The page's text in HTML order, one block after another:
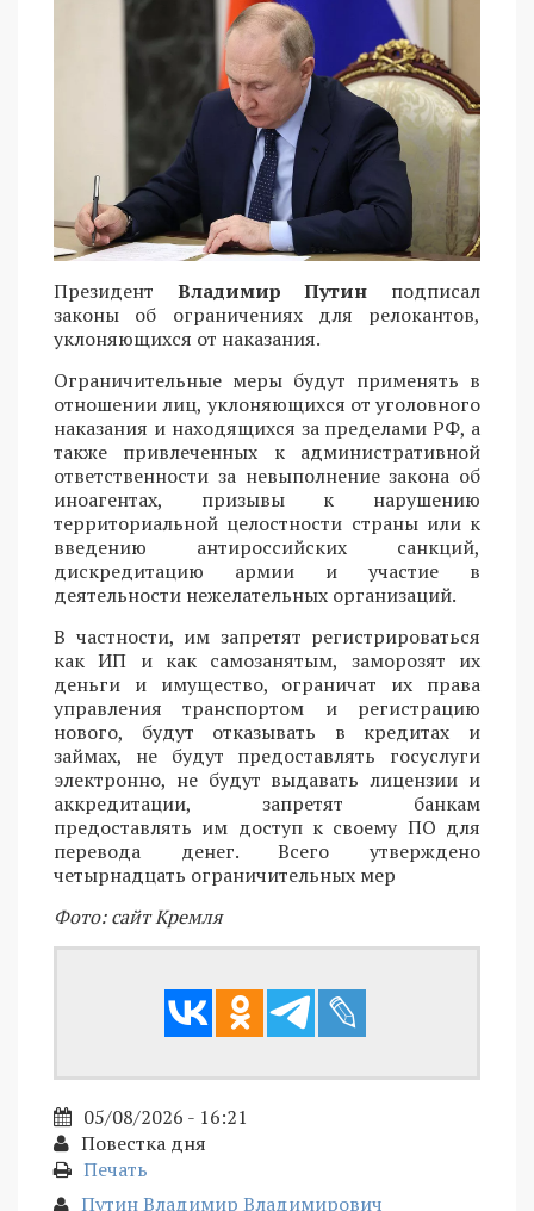
Президент Владимир Путин подписал
законы об ограничениях для релокантов,
уклоняющихся от наказания.
Ограничительные меры будут применять в
отношении лиц, уклоняющихся от уголовного
наказания и находящихся за пределами РФ, а
также привлеченных к административной
ответственности за невыполнение закона об
иноагентах, призывы к нарушению
территориальной целостности страны или к
введению антироссийских санкций,
дискредитацию армии и участие в
деятельности нежелательных организаций.
В частности, им запретят регистрироваться
как ИП и как самозанятым, заморозят их
деньги и имущество, ограничат их права
управления транспортом и регистрацию
нового, будут отказывать в кредитах и
займах, не будут предоставлять госуслуги
электронно, не будут выдавать лицензии и
аккредитации, запретят банкам
предоставлять им доступ к своему ПО для
перевода денег. Всего утверждено
четырнадцать ограничительных мер
Фото: сайт Кремля
05/08/2026 - 16:21
Повестка дня
Печать
Путин Владимир Владимирович